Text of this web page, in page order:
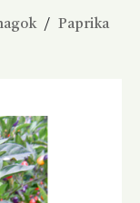
Paprika